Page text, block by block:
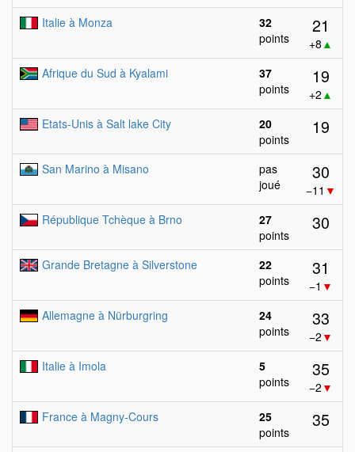
Italie à Monza
32
points
21
+8 ▲
Afrique du Sud à Kyalami
37
points
19
+2 ▲
Etats-Unis à Salt lake City
20
points
19
San Marino à Misano
pas
joué
30
−11 ▼
République Tchèque à Brno
27
points
30
Grande Bretagne à Silverstone
22
points
31
−1 ▼
Allemagne à Nürburgring
24
points
33
−2 ▼
Italie à Imola
5
points
35
−2 ▼
France à Magny-Cours
25
points
35